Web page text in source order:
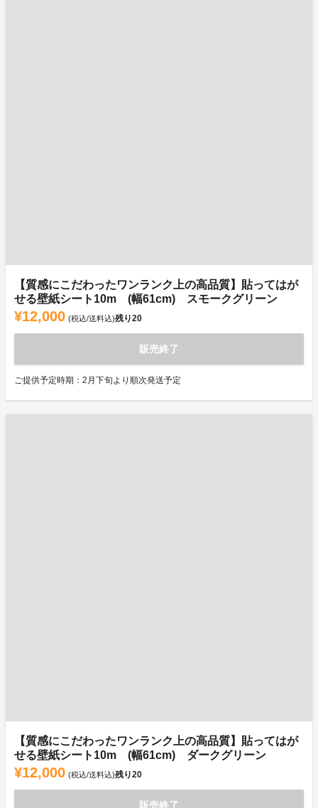
【質感にこだわったワンランク上の高品質】貼ってはが
せる壁紙シート10m (幅61cm) スモークグリーン
¥12,000 (税込/送料込)残り20
販売終了
ご提供予定時期：2月下旬より順次発送予定
【質感にこだわったワンランク上の高品質】貼ってはが
せる壁紙シート10m (幅61cm) ダークグリーン
¥12,000 (税込/送料込)残り20
販売終了